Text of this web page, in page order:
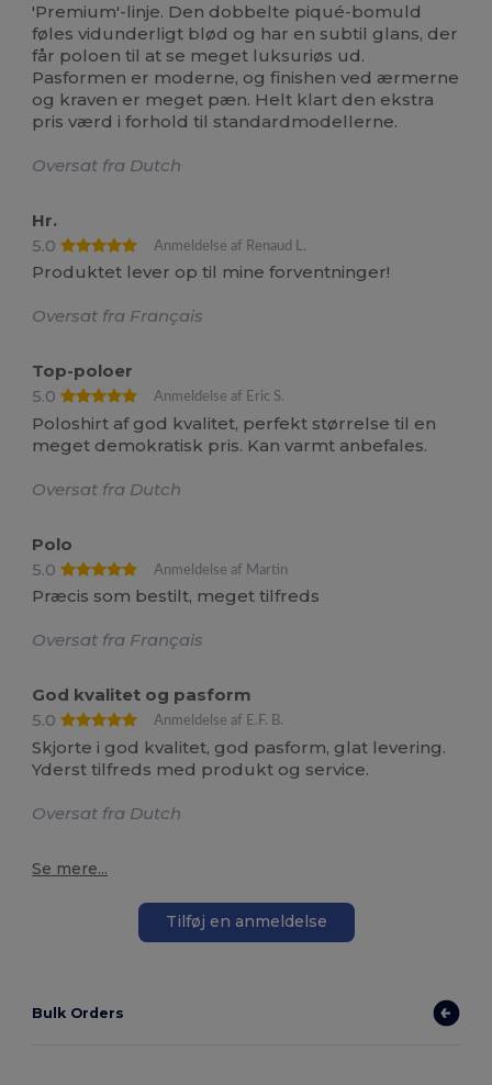
'Premium'-linje. Den dobbelte piqué-bomuld
føles vidunderligt blød og har en subtil glans, der
får poloen til at se meget luksuriøs ud.
Pasformen er moderne, og finishen ved ærmerne
og kraven er meget pæn. Helt klart den ekstra
pris værd i forhold til standardmodellerne.
Oversat fra Dutch
Hr.
5.0
Anmeldelse af Renaud L.
Produktet lever op til mine forventninger!
Oversat fra Français
Top-poloer
5.0
Anmeldelse af Eric S.
Poloshirt af god kvalitet, perfekt størrelse til en
meget demokratisk pris. Kan varmt anbefales.
Oversat fra Dutch
Polo
5.0
Anmeldelse af Martin
Præcis som bestilt, meget tilfreds
Oversat fra Français
God kvalitet og pasform
5.0
Anmeldelse af E.F. B.
Skjorte i god kvalitet, god pasform, glat levering.
Yderst tilfreds med produkt og service.
Oversat fra Dutch
Se mere...
Tilføj en anmeldelse
Bulk Orders